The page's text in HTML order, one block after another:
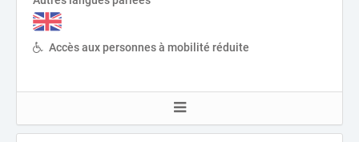
Accès aux personnes à mobilité réduite